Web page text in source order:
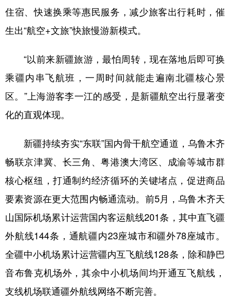
住宿、快速换乘等惠民服务，减少旅客出行耗时，催
生出“航空+文旅”快旅慢游新模式。
“以前来新疆旅游，最怕周转，现在落地后即可换
乘疆内串飞航班，一周时间就能走遍南北疆核心景
区。”上海游客李一江的感受，是新疆航空出行显著变
化的直观体现。
新疆持续夯实“东联”国内骨干航空通道，乌鲁木齐
畅联京津冀、长三角、粤港澳大湾区、成渝等城市群
核心枢纽，打通制约经济循环的关键堵点，促进商品
要素资源在更大范围内畅通流动。前5月，乌鲁木齐天
山国际机场累计运营国内客运航线201条，其中直飞疆
外航线144条，通航疆内23座城市和疆外78座城市。
全疆中小机场累计运营疆内互飞航线128条，除和静巴
音布鲁克机场外，其余中小机场间均开通互飞航线，
支线机场联通疆外航线网络不断完善。